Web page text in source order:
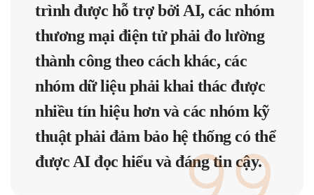
trình được hỗ trợ bởi AI, các nhóm
thương mại điện tử phải đo lường
thành công theo cách khác, các
nhóm dữ liệu phải khai thác được
nhiều tín hiệu hơn và các nhóm kỹ
thuật phải đảm bảo hệ thống có thể
được AI đọc hiểu và đáng tin cậy.